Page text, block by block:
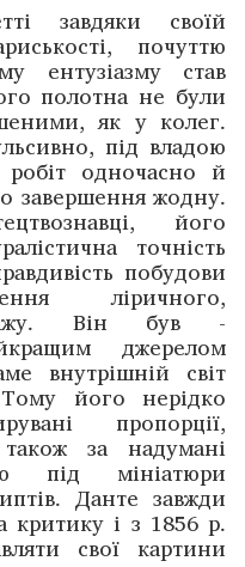
завдяки своїй
почуттю
ентузіазму став
полотна не були
як у колег.
під владою
одночасно й
­завершення жодну.
його
точність
побудови
ліричного,
Він був
джерелом
внут­рішній світ
його нерідко
пропорції,
за надумані
під мініатюри
Данте завжди
критику і з 1856 р.
свої картини